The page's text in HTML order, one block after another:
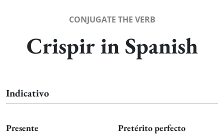
CONJUGATE THE VERB
Crispir in Spanish
Indicativo
Presente Pretérito perfecto